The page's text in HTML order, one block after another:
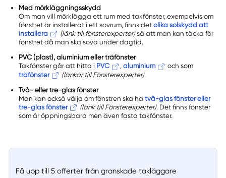
Med mörkläggningsskydd
Om man vill mörklägga ett rum med takfönster, exempelvis om
fönstret är installerat i ett sovrum, finns det olika solskydd att
installera
(länk till fönsterexperter)så att man kan täcka för
fönstret då man ska sova under dagtid.
PVC (plast), aluminium eller träfönster
Takfönster går att hitta i PVC , aluminium
och som
träfönster
(länkar till Fönsterexperter).
Två- eller tre-glas fönster
Man kan också välja om fönstren ska ha två-glas fönster eller
tre-glas fönster
(länk till Fönsterexperter). Det finns fönster
som är öppningsbara men även fasta takfönster.
Få upp till 5 offerter från granskade takläggare